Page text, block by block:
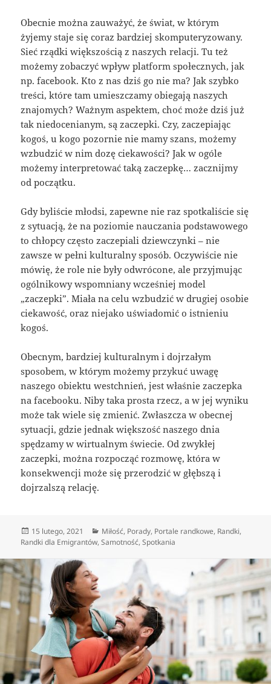
Obecnie można zauważyć, że świat, w którym
żyjemy staje się coraz bardziej skomputeryzowany.
Sieć rządki większością z naszych relacji. Tu też
możemy zobaczyć wpływ platform społecznych, jak
np. facebook. Kto z nas dziś go nie ma? Jak szybko
treści, które tam umieszczamy obiegają naszych
znajomych? Ważnym aspektem, choć może dziś już
tak niedocenianym, są zaczepki. Czy, zaczepiając
kogoś, u kogo pozornie nie mamy szans, możemy
wzbudzić w nim dozę ciekawości? Jak w ogóle
możemy interpretować taką zaczepkę… zacznijmy
od początku.
Gdy byliście młodsi, zapewne nie raz spotkaliście się
z sytuacją, że na poziomie nauczania podstawowego
to chłopcy często zaczepiali dziewczynki – nie
zawsze w pełni kulturalny sposób. Oczywiście nie
mówię, że role nie były odwrócone, ale przyjmując
ogólnikowy wspomniany wcześniej model
„zaczepki”. Miała na celu wzbudzić w drugiej osobie
ciekawość, oraz niejako uświadomić o istnieniu
kogoś.
Obecnym, bardziej kulturalnym i dojrzałym
sposobem, w którym możemy przykuć uwagę
naszego obiektu westchnień, jest właśnie zaczepka
na facebooku. Niby taka prosta rzecz, a w jej wyniku
może tak wiele się zmienić. Zwłaszcza w obecnej
sytuacji, gdzie jednak większość naszego dnia
spędzamy w wirtualnym świecie. Od zwykłej
zaczepki, można rozpocząć rozmowę, która w
konsekwencji może się przerodzić w głębszą i
dojrzalszą relację.
Data
publikacji
15 lutego, 2021 Kategorie
Miłość, Porady, Portale randkowe, Randki,
Randki dla Emigrantów,Samotność,Spotkania